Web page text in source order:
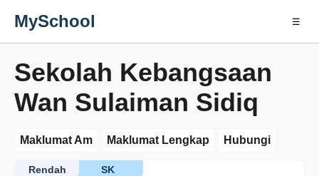
MySchool ☰
Sekolah Kebangsaan
Wan Sulaiman Sidiq
Maklumat Am Maklumat Lengkap Hubungi
SK
Rendah